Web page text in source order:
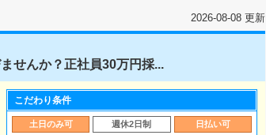
2026-08-08 更新
せんか？正社員30万円採...
こだわり条件
土日のみ可 週休2日制 日払い可